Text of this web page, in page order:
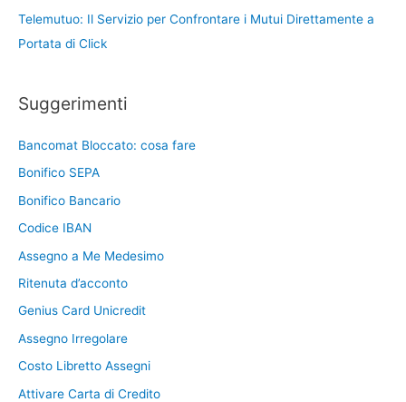
Telemutuo: Il Servizio per Confrontare i Mutui Direttamente a
Portata di Click
Suggerimenti
Bancomat Bloccato: cosa fare
Bonifico SEPA
Bonifico Bancario
Codice IBAN
Assegno a Me Medesimo
Ritenuta d’acconto
Genius Card Unicredit
Assegno Irregolare
Costo Libretto Assegni
Attivare Carta di Credito